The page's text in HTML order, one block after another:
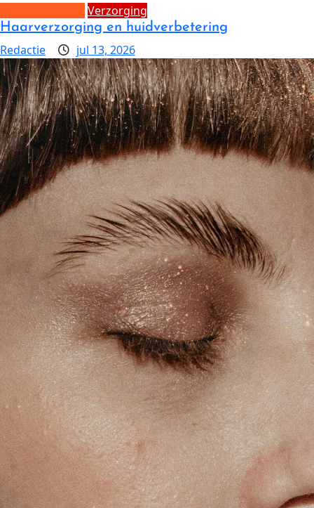
Verzorging
Haarverzorging en huidverbetering
Redactie jul 13, 2026